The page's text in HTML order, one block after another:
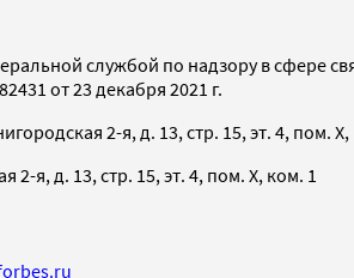
службой по надзору в сфере
от 23 декабря 2021 г.
2-я, д. 13, стр. 15, эт. 4, пом. X,
2-я, д. 13, стр. 15, эт. 4, пом. X, ком. 1